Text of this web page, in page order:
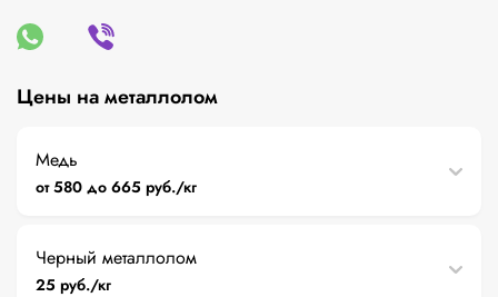
Цены на металлолом
Медь
от 580 до 665 руб./кг
Черный металлолом
25 руб./кг